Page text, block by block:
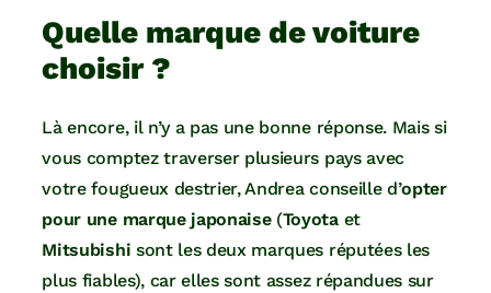
Quelle marque de voiture
choisir ?
Là encore, il n’y a pas une bonne réponse. Mais si
vous comptez traverser plusieurs pays avec
votre fougueux destrier, Andrea conseille d’opter
pour une marque japonaise(Toyotaet
Mitsubishi sont les deux marques réputées les
plus fiables), car elles sont assez répandues sur